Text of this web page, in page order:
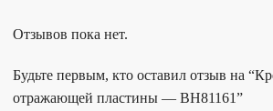
Отзывов пока нет.
Будьте первым, кто оставил отзыв на
отражающей пластины — BH81161”